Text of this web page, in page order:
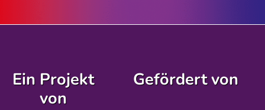
Ein Projekt
von
Gefördert von